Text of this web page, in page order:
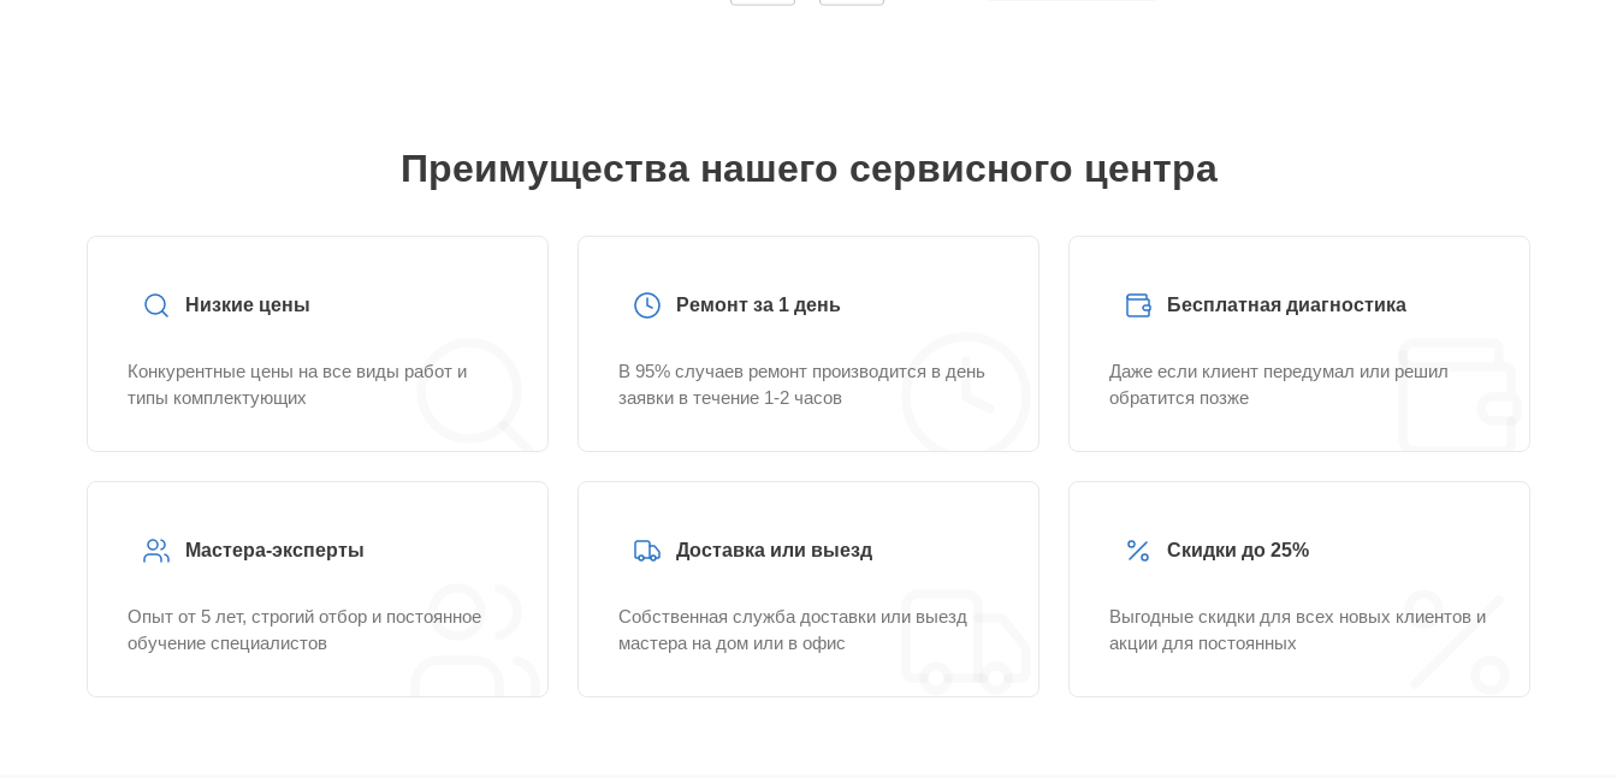
Преимущества нашего сервисного центра
Низкие цены
Конкурентные цены на все виды работ и
типы комплектующих
Ремонт за 1 день
В 95% случаев ремонт производится в день
заявки в течение 1-2 часов
Бесплатная диагностика
Даже если клиент передумал или решил
обратится позже
Мастера-эксперты
Опыт от 5 лет, строгий отбор и постоянное
обучение специалистов
Доставка или выезд
Собственная служба доставки или выезд
мастера на дом или в офис
Скидки до 25%
Выгодные скидки для всех новых клиентов и
акции для постоянных